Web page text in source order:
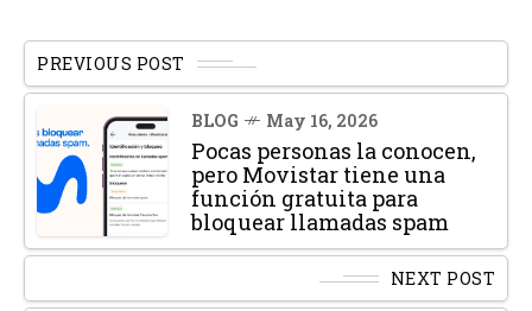
PREVIOUS POST
BLOG May 16, 2026
Pocas personas la conocen,
pero Movistar tiene una
función gratuita para
bloquear llamadas spam
NEXT POST